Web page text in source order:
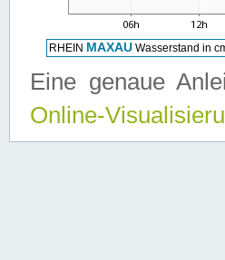
Eine genaue
Online-